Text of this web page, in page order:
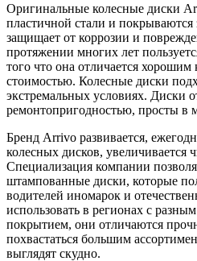
Оригинальные колесные диски
пластичной стали и
защищает от коррозии и
протяжении многих лет
того что она отличается
стоимостью. Колесные диски
экстремальных условиях. Диски
ремонтопригодностью, просты в
Бренд Arrivo развивается,
колесных дисков, увеличивается
Специализация компании
штампованные диски, которые
водителей иномарок и
использовать в регионах с
покрытием, они отличаются
похвастаться большим
выглядят скудно.